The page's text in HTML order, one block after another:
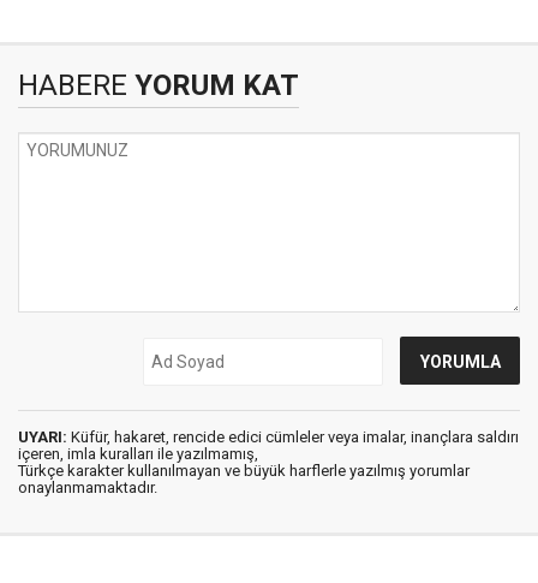
HABERE YORUM KAT
UYARI: Küfür, hakaret, rencide edici cümleler veya imalar, inançlara saldırı
içeren, imla kuralları ile yazılmamış,
Türkçe karakter kullanılmayan ve büyük harflerle yazılmış yorumlar
onaylanmamaktadır.